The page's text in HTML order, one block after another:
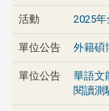
活動 2025
單位公告 外籍碩
單位公告
華語文
閱讀測